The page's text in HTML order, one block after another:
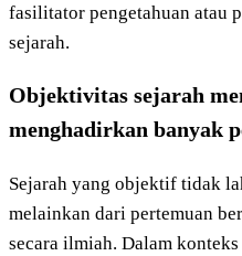
fasilitator pengetahuan atau
sejarah.
Objektivitas sejarah
menghadirkan banyak
Sejarah yang objektif tidak
melainkan dari pertemuan
secara ilmiah. Dalam